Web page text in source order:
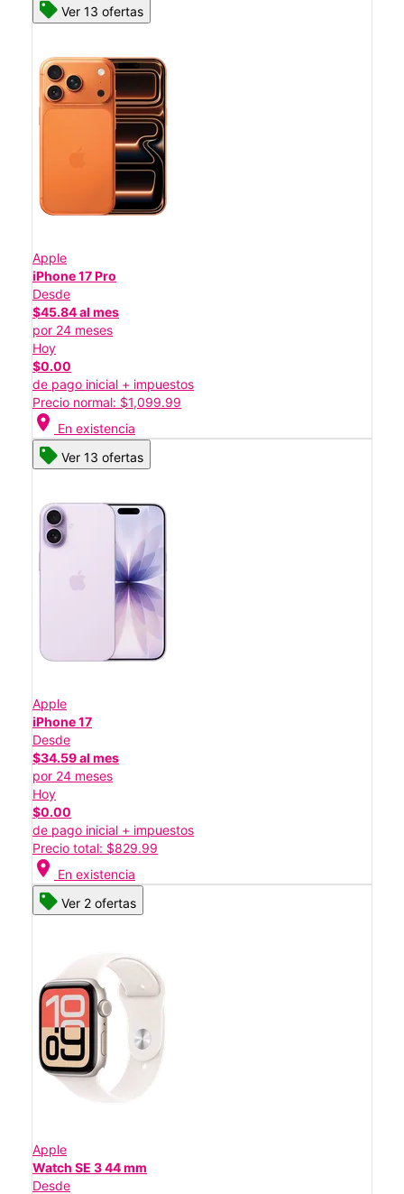
Ver 13 ofertas
Apple
iPhone 17 Pro
Desde
$45.84 al mes
por 24 meses
Hoy
$0.00
de pago inicial + impuestos
Precio normal: $1,099.99
location_on En existencia
Ver 13 ofertas
Apple
iPhone 17
Desde
$34.59 al mes
por 24 meses
Hoy
$0.00
de pago inicial + impuestos
Precio total: $829.99
location_on En existencia
Ver 2 ofertas
Apple
Watch SE 3 44 mm
Desde